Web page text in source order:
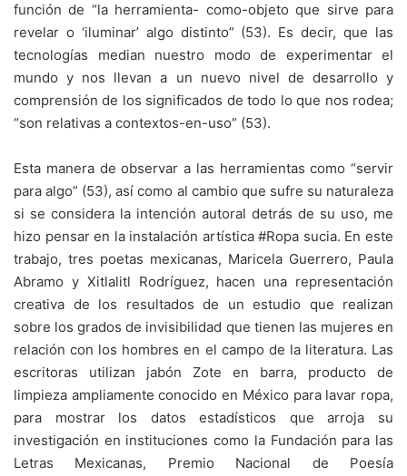
función de “la herramienta- como-objeto que sirve para
revelar o ‘iluminar’ algo distinto” (53). Es decir, que las
tecnologías median nuestro modo de experimentar el
mundo y nos llevan a un nuevo nivel de desarrollo y
comprensión de los significados de todo lo que nos rodea;
“son relativas a contextos-en-uso” (53).
Esta manera de observar a las herramientas como “servir
para algo” (53), así como al cambio que sufre su naturaleza
si se considera la intención autoral detrás de su uso, me
hizo pensar en la instalación artística #Ropa sucia. En este
trabajo, tres poetas mexicanas, Maricela Guerrero, Paula
Abramo y Xitlalitl Rodríguez, hacen una representación
creativa de los resultados de un estudio que realizan
sobre los grados de invisibilidad que tienen las mujeres en
relación con los hombres en el campo de la literatura. Las
escritoras utilizan jabón Zote en barra, producto de
limpieza ampliamente conocido en México para lavar ropa,
para mostrar los datos estadísticos que arroja su
investigación en instituciones como la Fundación para las
Letras Mexicanas, Premio Nacional de Poesía